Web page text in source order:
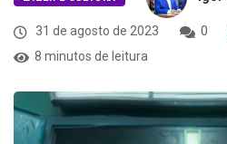
31 de agosto de 2023 0
8 minutos de leitura